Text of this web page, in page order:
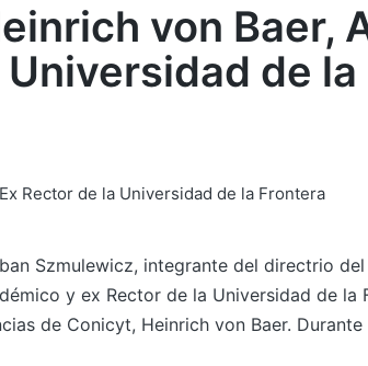
von Baer,
de
Szmulewicz, integrante del directrio
y ex Rector de la Universidad de
de Conicyt, Heinrich von Baer.